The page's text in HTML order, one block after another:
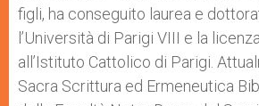
figli, ha conseguito laurea e
l’Università di Parigi VIII e la
all’Istituto Cattolico di Parigi.
Sacra Scrittura ed Ermeneutica